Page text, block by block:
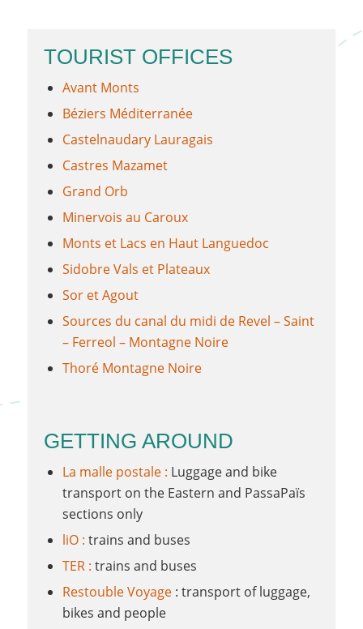
TOURIST OFFICES
Avant Monts
Béziers Méditerranée
Castelnaudary Lauragais
Castres Mazamet
Grand Orb
Minervois au Caroux
Monts et Lacs en Haut Languedoc
Sidobre Vals et Plateaux
Sor et Agout
Sources du canal du midi de Revel – Saint
– Ferreol – Montagne Noire
Thoré Montagne Noire
GETTING AROUND
La malle postale : Luggage and bike
transport on the Eastern and PassaPaïs
sections only
liO : trains and buses
TER : trains and buses
RestoubleVoyage: transport of luggage,
bikes and people